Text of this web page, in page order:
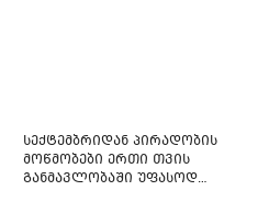
სექტემბრიდან პირადობის
მოწმობები ერთი თვის
განმავლობაში უფასოდ